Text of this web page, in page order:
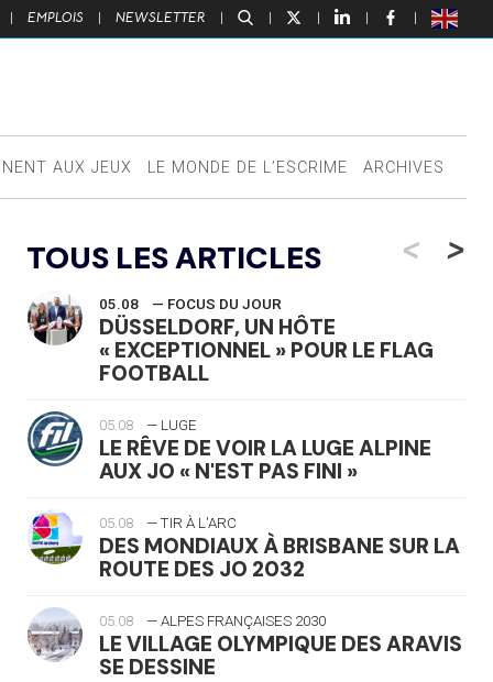
| EMPLOIS | NEWSLETTER | | | | |
AUX JEUX LE MONDE DE L’ESCRIME ARCHIVES
TOUS LES ARTICLES <
05.08 — FOCUS DU JOUR
DÜSSELDORF, UN HÔTE
« EXCEPTIONNEL » POUR LE FLAG
FOOTBALL
05.08 — LUGE
LE RÊVE DE VOIR LA LUGE ALPINE
AUX JO « N'EST PAS FINI »
05.08 — TIR À L'ARC
DES MONDIAUX À BRISBANE SUR LA
ROUTE DES JO 2032
05.08 — ALPES FRANÇAISES 2030
LE VILLAGE OLYMPIQUE DES ARAVIS
SE DESSINE
>